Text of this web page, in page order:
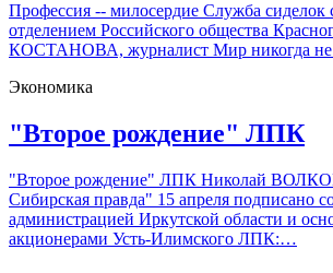
Профессия -- милосердие Служба сиделок
отделением Российского общества
КОСТАНОВА, журналист Мир никогда
Экономика
"Второе рождение" ЛПК
"Второе рождение" ЛПК Николай
Сибирская правда" 15 апреля подписано
администрацией Иркутской области и
акционерами Усть-Илимского ЛПК:…